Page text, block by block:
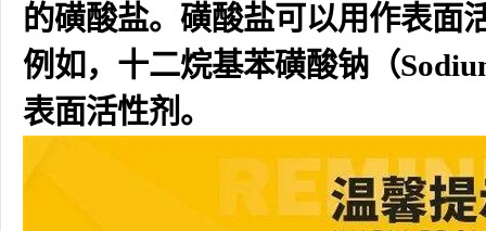
的磺酸盐。磺酸盐可以用作表面
例如，十二烷基苯磺酸钠（
表面活性剂。